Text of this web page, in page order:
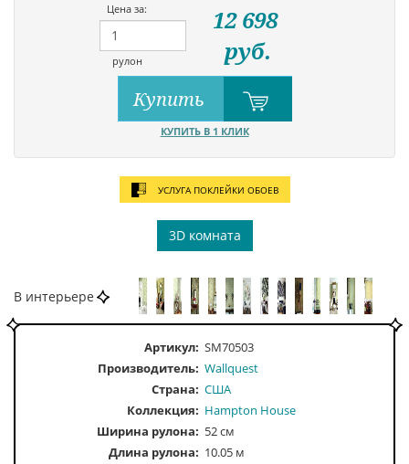
Цена за:
рулон
12 698
руб.
Купить
КУПИТЬ В 1 КЛИК
УСЛУГА ПОКЛЕЙКИ ОБОЕВ
3D комната
В интерьере
Артикул: SM70503
Производитель: Wallquest
Страна: США
Коллекция: Hampton House
Ширина рулона: 52 см
Длина рулона: 10.05 м